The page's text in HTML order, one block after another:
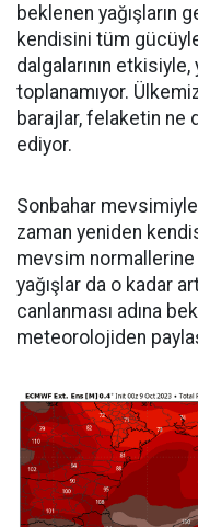
beklenen yağışların
kendisini tüm
dalgalarının
toplanamıyor.
barajlar, felaketin ne
ediyor.
Sonbahar
zaman yeniden
mevsim normallerine
yağışlar da o kadar
canlanması adına
meteorolojiden